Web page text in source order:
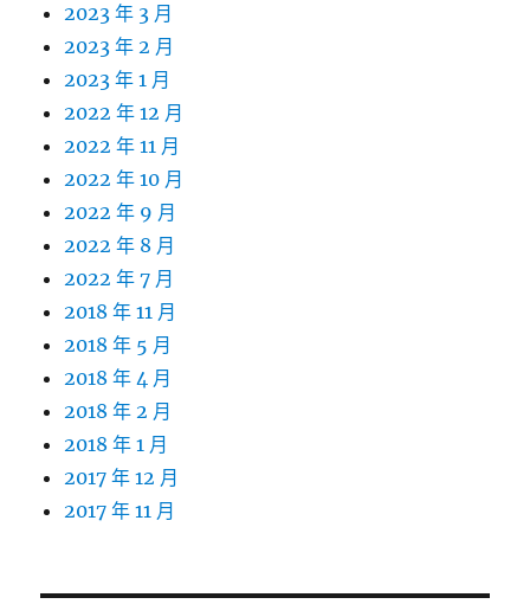
2023 年 3 月
2023 年 2 月
2023 年 1 月
2022 年 12 月
2022 年 11 月
2022 年 10 月
2022 年 9 月
2022 年 8 月
2022 年 7 月
2018 年 11 月
2018 年 5 月
2018 年 4 月
2018 年 2 月
2018 年 1 月
2017 年 12 月
2017 年 11 月